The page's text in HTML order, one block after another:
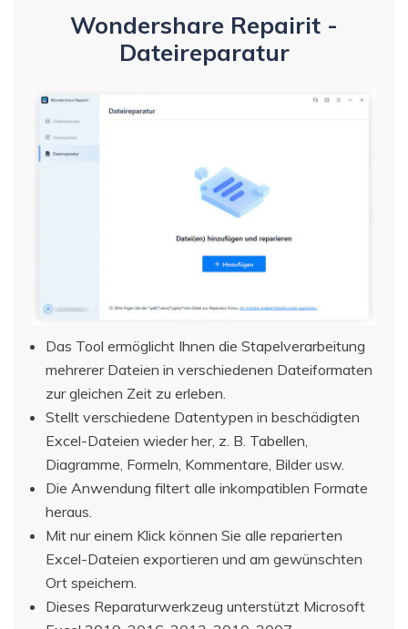
Wondershare Repairit -
Dateireparatur
Das Tool ermöglicht Ihnen die Stapelverarbeitung
mehrerer Dateien in verschiedenen Dateiformaten
zur gleichen Zeit zu erleben.
Stellt verschiedene Datentypen in beschädigten
Excel-Dateien wieder her, z. B. Tabellen,
Diagramme, Formeln, Kommentare, Bilder usw.
Die Anwendung filtert alle inkompatiblen Formate
heraus.
Mit nur einem Klick können Sie alle reparierten
Excel-Dateien exportieren und am gewünschten
Ort speichern.
Dieses Reparaturwerkzeug unterstützt Microsoft